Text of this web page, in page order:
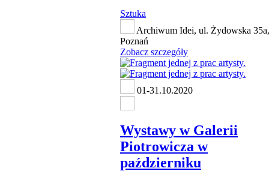
Sztuka
Archiwum Idei, ul. Żydowska 35a,
Poznań
Zobacz szczegóły
01-31.10.2020
Wystawy w Galerii
Piotrowicza w
październiku